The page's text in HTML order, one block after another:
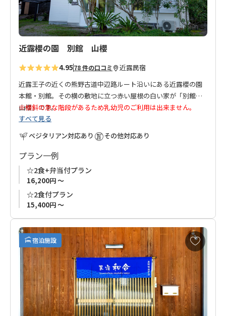
近露櫻の園 別館 山櫻
4.9578 件の口コミ 近露民宿
近露王子の近くの熊野古道中辺路ルート沿いにある近露櫻の園
本館・別館。その横の敷地に立つ赤い屋根の白い家が「別館
山櫻」です。
本館・別館は伝統的な日本家屋ですが、別館山櫻は現代的な仕
様となっております
桜の名所を作りたい、という想いでオーナーが毎年10本ずつ苗
木の植樹を続けてきました。お宿の名前はそれに由来します。
敷地内の庭園は早咲きのカワヅザクラやソメイヨシノ、ヤエザ
クラやクマノザクラなど、春にはおよそ20種100本の桜が楽しめ
ます。
※一日一組限定のお宿です。
※傾斜の急な階段があるため乳幼児のご利用は出来ません。
すべて見る
ベジタリアン対応あり
その他対応あり
プラン一例
☆2食+弁当付プラン
16,200円 ～
☆2食付プラン
15,400円 ～
宿泊施設
お
気
に
入
り
に
追
加